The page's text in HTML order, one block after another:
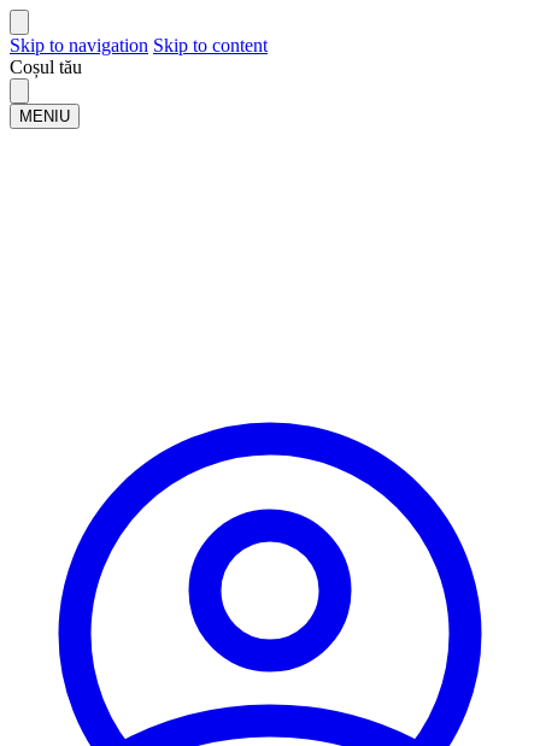
Skip to navigation Skip to content
Coșul tău
MENIU